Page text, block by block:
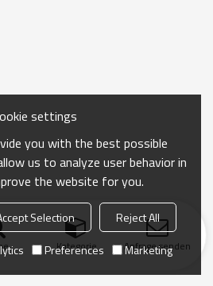
Kategorie Anfrage senden
settings
you with the best possible
us to analyze user behavior in
the website for you.
Selection
Reject All
Preferences Marketing